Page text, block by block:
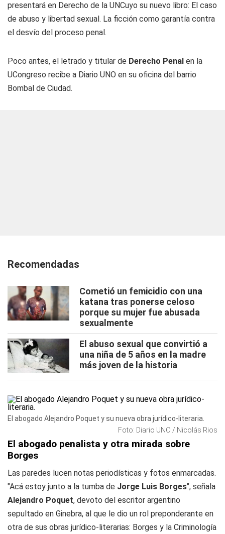
presentará en Derecho de la UNCuyo su nuevo libro: El caso
de abuso y libertad sexual. La ficción como garantía contra
el desvío del proceso penal.
Poco antes, el letrado y titular de Derecho Penal en la
UCongreso recibe a Diario UNO en su oficina del barrio
Bombal de Ciudad.
Recomendadas
Cometió un femicidio con una
katana tras ponerse celoso
porque su mujer fue abusada
sexualmente
El abuso sexual que convirtió a
una niña de 5 años en la madre
más joven de la historia
El abogado Alejandro Poquet y su nueva obra jurídico-literaria.
Foto: Diario UNO / Nicolás Rios
El abogado penalista y otra mirada sobre
Borges
Las paredes lucen notas periodísticas y fotos enmarcadas.
"Acá estoy junto a la tumba de Jorge Luis Borges", señala
Alejandro Poquet, devoto del escritor argentino
sepultado en Ginebra, al que le dio un rol preponderante en
otra de sus obras jurídico-literarias: Borges y la Criminología